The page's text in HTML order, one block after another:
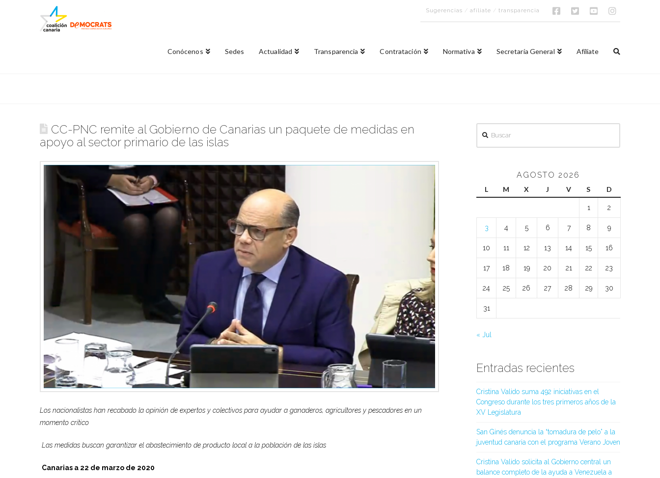
Sugerencias /afíliate /transparencia
Conócenos Sedes Actualidad Transparencia Contratación Normativa Secretaría General Afíliate
CC-PNC remite al Gobierno de Canarias un paquete de medidas en
apoyo al sector primario de las islas
Los nacionalistas han recabado la opinión de expertos y colectivos para ayudar a ganaderos, agricultores y pescadores en un
momento crítico
Las medidas buscan garantizar el abastecimiento de producto local a la población de las islas
Canarias a 22 de marzo de 2020
AGOSTO 2026
L M X J V S D
1 2
3 4 5 6 7 8 9
10 11 12 13 14 15 16
17 18 19 20 21 22 23
24 25 26 27 28 29 30
31
« Jul
Entradas recientes
Cristina Valido suma 492 iniciativas en el
Congreso durante los tres primeros años de la
XV Legislatura
San Ginés denuncia la “tomadura de pelo” a la
juventud canaria con el programa Verano Joven
Cristina Valido solicita al Gobierno central un
balance completo de la ayuda a Venezuela a